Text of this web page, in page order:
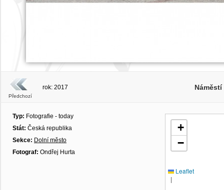
Předchozí
rok: 2017
Typ: Fotografie - today
Stát: Česká republika
Sekce: Dolní město
Fotograf: Ondřej Hurta
+
−
Leaflet
|